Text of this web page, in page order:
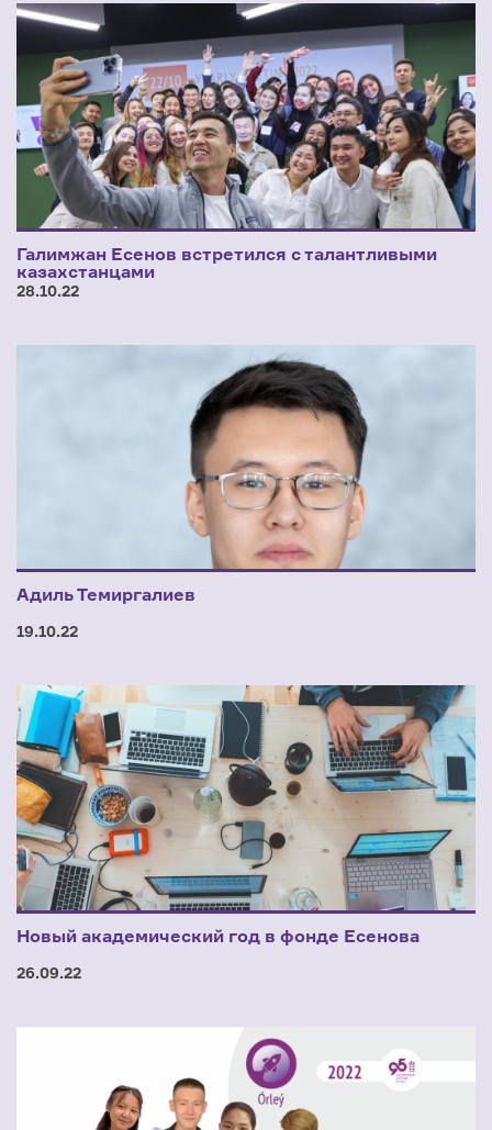
Галимжан Есенов встретился с талантливыми
казахстанцами
28.10.22
Адиль Темиргалиев
19.10.22
Новый академический год в фонде Есенова
26.09.22